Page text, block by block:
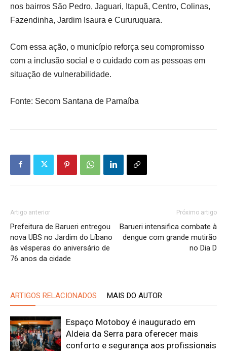
nos bairros São Pedro, Jaguari, Itapuã, Centro, Colinas,
Fazendinha, Jardim Isaura e Cururuquara.
Com essa ação, o município reforça seu compromisso
com a inclusão social e o cuidado com as pessoas em
situação de vulnerabilidade.
Fonte: Secom Santana de Parnaíba
Artigo anterior
Prefeitura de Barueri entregou
nova UBS no Jardim do Líbano
às vésperas do aniversário de
76 anos da cidade
Próximo artigo
Barueri intensifica combate à
dengue com grande mutirão
no Dia D
ARTIGOS RELACIONADOS MAIS DO AUTOR
Espaço Motoboy é inaugurado em
Aldeia da Serra para oferecer mais
conforto e segurança aos profissionais